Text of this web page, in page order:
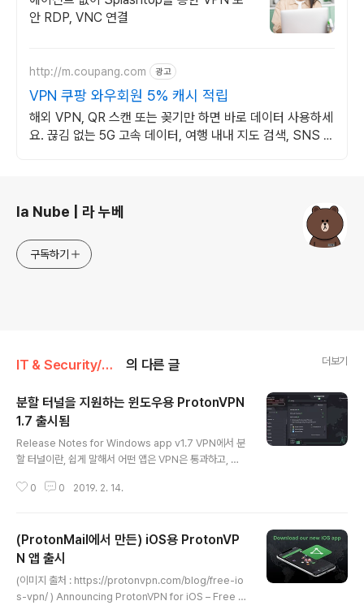
안 RDP, VNC 연결
http://m.coupang.com 광고
VPN 쿠팡 와우회원 5% 캐시 적립
해외 VPN, QR 스캔 또는 꽂기만 하면 바로 데이터 사용하세
요. 끊김 없는 5G 고속 데이터, 여행 내내 지도 검색, SNS 걱
la Nube | 라 누베
구독하기
IT & Security/VPN 의 다른 글 더보기
분할 터널을 지원하는 윈도우용 ProtonVPN
1.7 출시됨
Release Notes for Windows app v1.7 VPN에서 분
할 터널이란, 쉽게 말해서 어떤 앱은 VPN은 통과하고, 어
동안 윈도우용 ProtonVPN은 모 아니면 도였습니다. 다
경이 제각각 다르기 때문이죠. 예를 들어, 어떤 사용자에게
는 A라는 프로그램은 VPN을 꼭 통과해야 하지만, B는 해
도 되고 안 해도 되고, C는 VPN을 통과해서는 안 되는 프
로그램이라는 상황이 있을 수 있습니다. 기존에는 VPN을
켜면 C라는 프로그램을 쓸 수가 없었죠. 그러한 문제가 이
0 0 2019. 2. 14.
(ProtonMail에서 만든) iOS용 ProtonVP
N 앱 출시
(이미지 출처 : https://protonvpn.com/blog/free-io
s-vpn/ ) Announcing ProtonVPN for iOS – Free a